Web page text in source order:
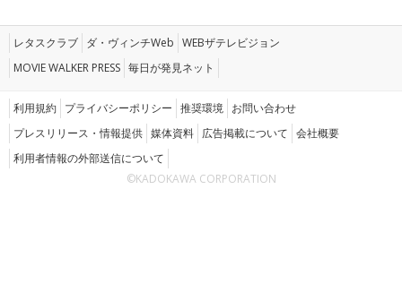
レタスクラブ ダ・ヴィンチWeb WEBザテレビジョン
MOVIE WALKER PRESS 毎日が発見ネット
利用規約 プライバシーポリシー 推奨環境 お問い合わせ
プレスリリース・情報提供 媒体資料 広告掲載について 会社概要
利用者情報の外部送信について
©KADOKAWA CORPORATION